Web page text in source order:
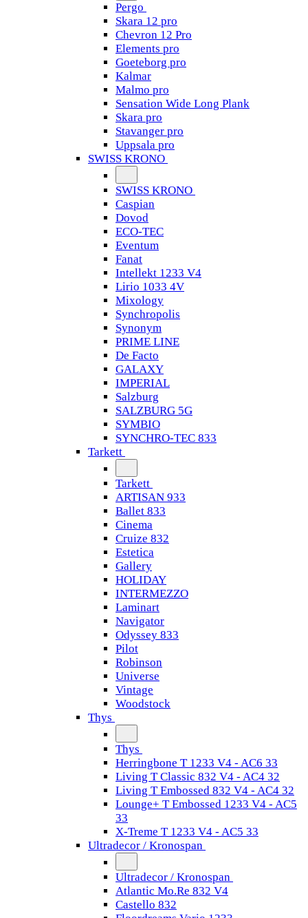
Pergo
Skara 12 pro
Chevron 12 Pro
Elements pro
Goeteborg pro
Kalmar
Malmo pro
Sensation Wide Long Plank
Skara pro
Stavanger pro
Uppsala pro
SWISS KRONO
SWISS KRONO
Caspian
Dovod
ECO-TEC
Eventum
Fanat
Intellekt 1233 V4
Lirio 1033 4V
Mixology
Synchropolis
Synonym
PRIME LINE
De Facto
GALAXY
IMPERIAL
Salzburg
SALZBURG 5G
SYMBIO
SYNCHRO-TEC 833
Tarkett
Tarkett
ARTISAN 933
Ballet 833
Cinema
Cruize 832
Estetica
Gallery
HOLIDAY
INTERMEZZO
Laminart
Navigator
Odyssey 833
Pilot
Robinson
Universe
Vintage
Woodstock
Thys
Thys
Herringbone T 1233 V4 - AC6 33
Living T Classic 832 V4 - AC4 32
Living T Embossed 832 V4 - AC4 32
Lounge+ T Embossed 1233 V4 - AC5
33
X-Treme T 1233 V4 - AC5 33
Ultradecor / Kronospan
Ultradecor / Kronospan
Atlantic Mo.Re 832 V4
Castello 832